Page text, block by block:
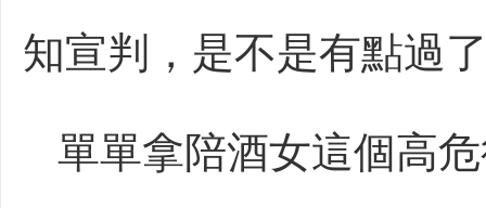
知宣判，是不是有點過
單單拿陪酒女這個高